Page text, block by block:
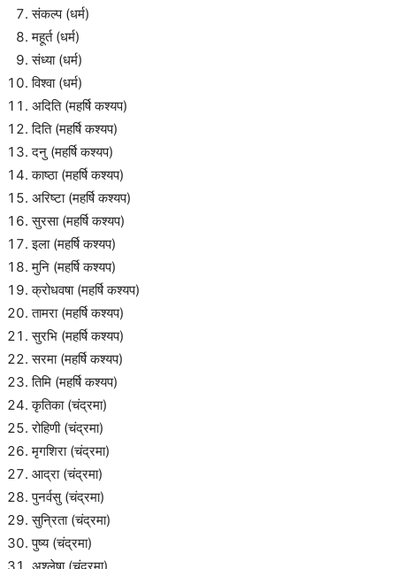
संकल्प (धर्म)
महूर्त (धर्म)
संध्या (धर्म)
विश्वा (धर्म)
अदिति (महर्षि कश्यप)
दिति (महर्षि कश्यप)
दनु (महर्षि कश्यप)
काष्ठा (महर्षि कश्यप)
अरिष्टा (महर्षि कश्यप)
सुरसा (महर्षि कश्यप)
इला (महर्षि कश्यप)
मुनि (महर्षि कश्यप)
क्रोधवषा (महर्षि कश्यप)
तामरा (महर्षि कश्यप)
सुरभि (महर्षि कश्यप)
सरमा (महर्षि कश्यप)
तिमि (महर्षि कश्यप)
कृतिका (चंद्रमा)
रोहिणी (चंद्रमा)
मृगशिरा (चंद्रमा)
आद्रा (चंद्रमा)
पुनर्वसु (चंद्रमा)
सुन्रिता (चंद्रमा)
पुष्य (चंद्रमा)